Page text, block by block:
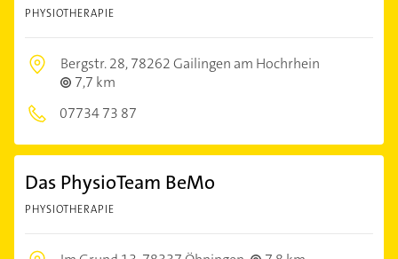
PHYSIOTHERAPIE
Bergstr. 28,78262 Gailingen am Hochrhein
7,7 km
07734 73 87
Das PhysioTeam BeMo
PHYSIOTHERAPIE